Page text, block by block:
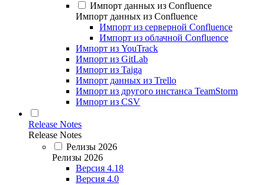
Импорт данных из Confluence
Импорт данных из Confluence
Импорт из серверной Confluence
Импорт из облачной Confluence
Импорт из YouTrack
Импорт из GitLab
Импорт из Taiga
Импорт данных из Trello
Импорт из другого инстанса TeamStorm
Импорт из CSV
Release Notes
Release Notes
Релизы 2026
Релизы 2026
Версия 4.18
Версия 4.0